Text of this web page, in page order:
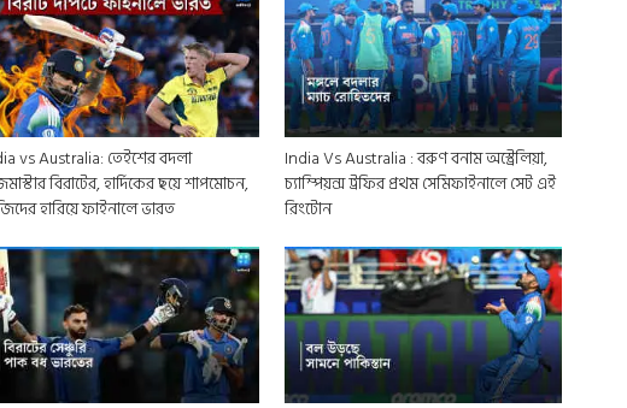
vs Australia: তেইশের বদলা
বিরাটের, হার্দিকের ছয়ে শাপমোচন,
হারিয়ে ফাইনালে ভারত
India Vs Australia : বরুণ বনাম অস্ট্রেলিয়া,
চ্যাম্পিয়ন্স ট্রফির প্রথম সেমিফাইনালে সেট এই
রিংটোন